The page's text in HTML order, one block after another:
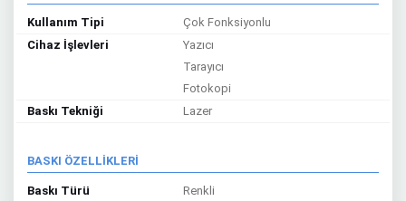
Kullanım Tipi
Çok Fonksiyonlu
Cihaz İşlevleri
Yazıcı
Tarayıcı
Fotokopi
Baskı Tekniği
Lazer
BASKI ÖZELLİKLERİ
Baskı Türü
Renkli